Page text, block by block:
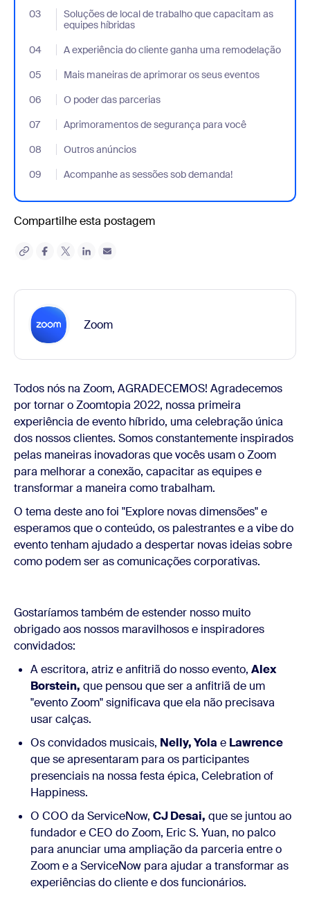
03
Soluções de local de trabalho que capacitam as
equipes híbridas
- Jumplink to Soluções de local de trabalho que capacitam as
04 A experiência do cliente ganha uma remodelação
- Jumplink to A experiência do cliente ganha uma remodelação
05
Mais maneiras de aprimorar os seus eventos
- Jumplink to Mais maneiras de aprimorar os seus eventos
06
O poder das parcerias
- Jumplink to O poder das parcerias
07
Aprimoramentos de segurança para você
- Jumplink to Aprimoramentos de segurança para você
08
Outros anúncios
- Jumplink to Outros anúncios
09
Acompanhe as sessões sob demanda!
- Jumplink to Acompanhe as sessões sob demanda!
Compartilhe esta postagem
Zoom
Todos nós na Zoom, AGRADECEMOS! Agradecemos
por tornar o Zoomtopia 2022, nossa primeira
experiência de evento híbrido, uma celebração única
dos nossos clientes. Somos constantemente inspirados
pelas maneiras inovadoras que vocês usam o Zoom
para melhorar a conexão, capacitar as equipes e
transformar a maneira como trabalham.
O tema deste ano foi "Explore novas dimensões" e
esperamos que o conteúdo, os palestrantes e a vibe do
evento tenham ajudado a despertar novas ideias sobre
como podem ser as comunicações corporativas.
Gostaríamos também de estender nosso muito
obrigado aos nossos maravilhosos e inspiradores
convidados:
A escritora, atriz e anfitriã do nosso evento, Alex
Borstein, que pensou que ser a anfitriã de um
"evento Zoom" significava que ela não precisava
usar calças.
Os convidados musicais, Nelly, Yola e Lawrence
que se apresentaram para os participantes
presenciais na nossa festa épica, Celebration of
Happiness.
O COO da ServiceNow, CJ Desai, que se juntou ao
fundador e CEO do Zoom, Eric S. Yuan, no palco
para anunciar uma ampliação da parceria entre o
Zoom e a ServiceNow para ajudar a transformar as
experiências do cliente e dos funcionários.